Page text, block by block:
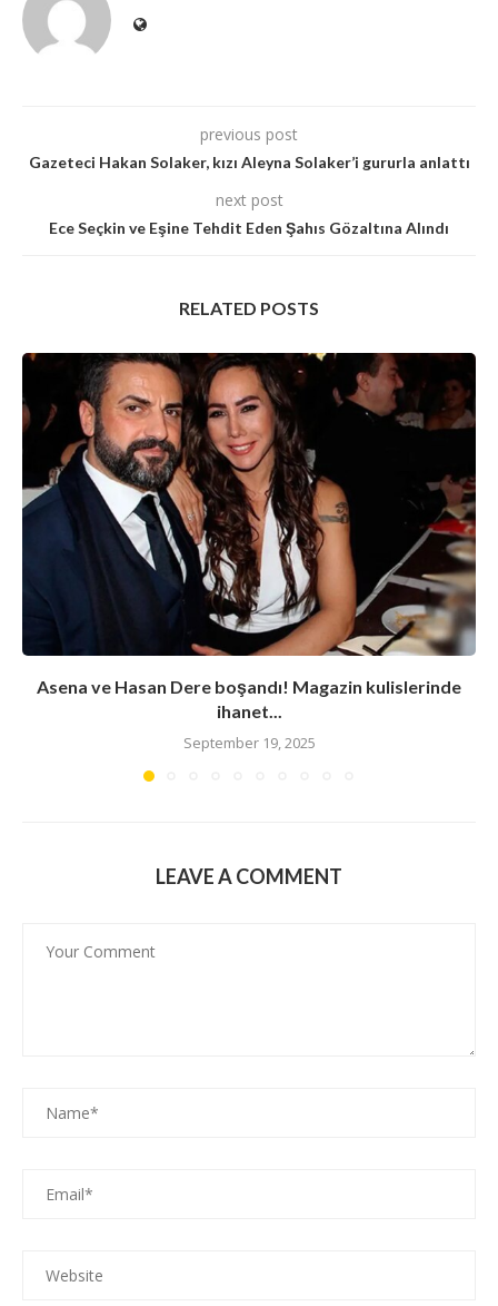
previous post
Gazeteci Hakan Solaker, kızı Aleyna Solaker’i gururla anlattı
next post
Ece Seçkin ve Eşine Tehdit Eden Şahıs Gözaltına Alındı
RELATED POSTS
Asena ve Hasan Dere boşandı! Magazin kulislerinde
ihanet...
September 19, 2025
LEAVE A COMMENT